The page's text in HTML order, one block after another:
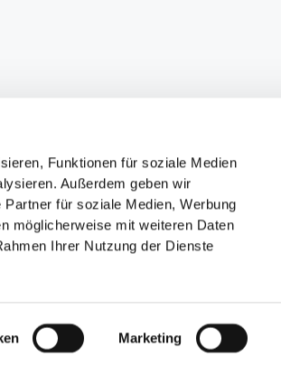
Funktionen für soziale Medien
Außerdem geben wir
für soziale Medien, Werbung
möglicherweise mit weiteren Daten
Ihrer Nutzung der Dienste
Marketing